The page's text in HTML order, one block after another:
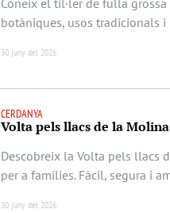
botàniques, usos tradicionals i
30 juny del 2026
CERDANYA
Volta pels llacs de la
Descobreix la Volta pels llacs
per a famílies. Fàcil, segura i
30 juny del 2026